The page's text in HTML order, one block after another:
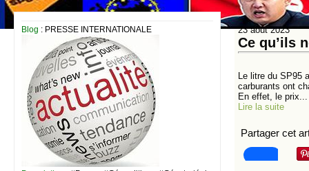
Blog : PRESSE INTERNATIONALE 23 août 2023
Ce qu’ils
Le litre du SP95
carburants ont
En effet, le prix...
Lire la suite
Partager cet